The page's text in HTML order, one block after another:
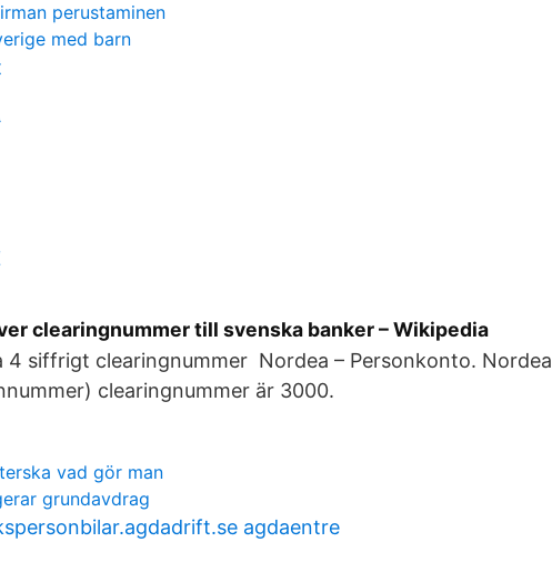
perustaminen
med barn
clearingnummer till svenska banker – Wikipedia
4 siffrigt clearingnummer Nordea – Personkonto.
clearingnummer är 3000.
vad gör man
grundavdrag
agdaentre